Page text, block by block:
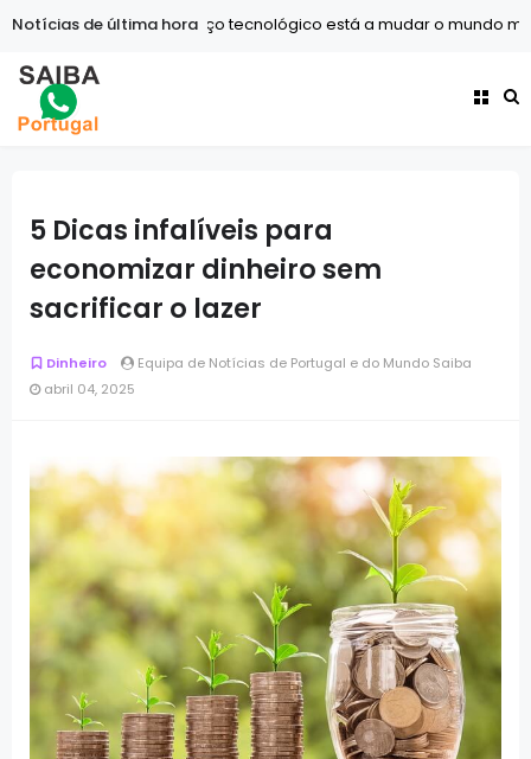
Tecnologia O avanço tecnológico está a mudar o mundo
Notícias de última hora
5 Dicas infalíveis para
economizar dinheiro sem
sacrificar o lazer
Dinheiro
Equipa de Notícias de Portugal e do Mundo Saiba
abril 04, 2025